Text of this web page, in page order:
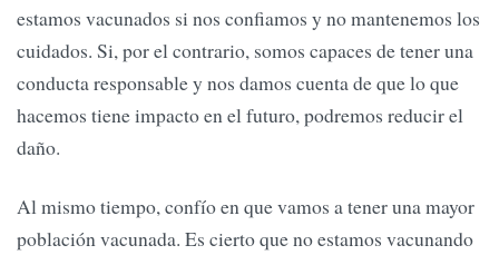
estamos vacunados si nos confiamos y no mantenemos los
cuidados. Si, por el contrario, somos capaces de tener una
conducta responsable y nos damos cuenta de que lo que
hacemos tiene impacto en el futuro, podremos reducir el
daño.
Al mismo tiempo, confío en que vamos a tener una mayor
población vacunada. Es cierto que no estamos vacunando